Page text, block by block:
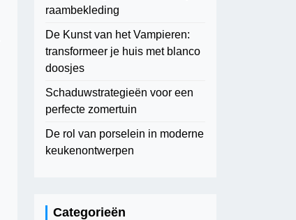
raambekleding
De Kunst van het Vampieren:
transformeer je huis met blanco
doosjes
Schaduwstrategieën voor een
perfecte zomertuin
De rol van porselein in moderne
keukenontwerpen
Categorieën